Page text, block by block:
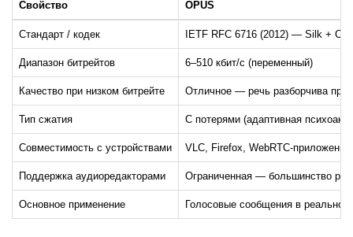
Свойство OPUS
Стандарт / кодек IETF RFC 6716 (2012) — Silk +
Диапазон битрейтов 6–510 кбит/с (переменный)
Качество при низком битрейте Отличное — речь разборчива при
Тип сжатия С потерями (адаптивная
Совместимость с устройствами VLC, Firefox, WebRTC-приложения
Поддержка аудиоредакторами Ограниченная — большинство
Основное применение Голосовые сообщения в